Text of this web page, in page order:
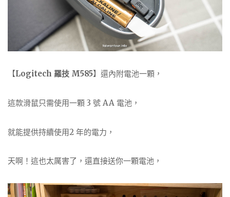
【Logitech 羅技 M585】還內附電池一顆，
這款滑鼠只需使用一顆 3 號 AA 電池，
就能提供持續使用2 年的電力，
天啊！這也太厲害了，還直接送你一顆電池，